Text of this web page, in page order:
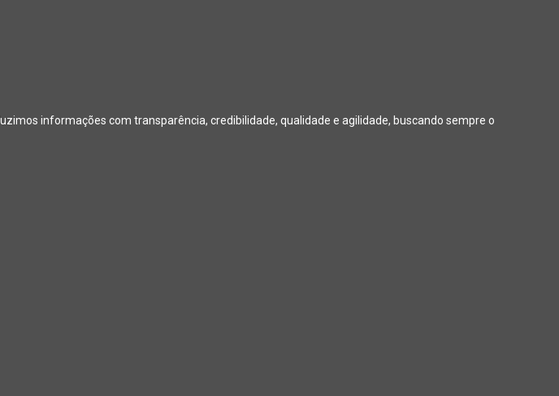
informações com transparência, credibilidade, qualidade e agilidade, buscando sempre o